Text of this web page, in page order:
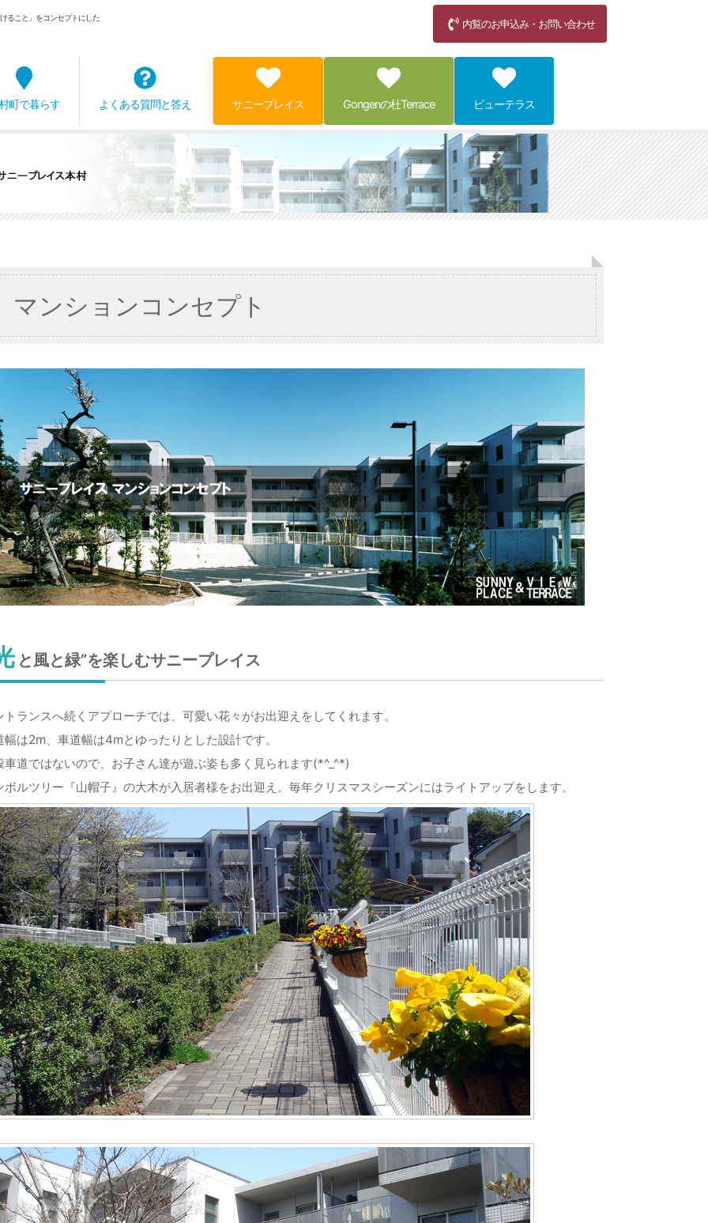
ること」をコンセプトにした 内覧のお申込み・お問い合わせ
町で暮らす よくある質問と答え サニープレイス Gongenの杜Terrace ビューテラス
マンションコンセプト
と風と緑”を楽しむサニープレイス
トランスへ続くアプローチでは、可愛い花々がお出迎えをしてくれます。
幅は2m、車道幅は4mとゆったりとした設計です。
車道ではないので、お子さん達が遊ぶ姿も多く見られます(*^_^*)
ボルツリー『山帽子』の大木が入居者様をお出迎え。毎年クリスマスシーズンにはライトアップをします。